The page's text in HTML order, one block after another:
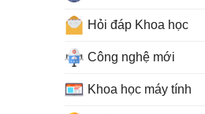
Hỏi đáp Khoa học
Công nghệ mới
Khoa học máy tính